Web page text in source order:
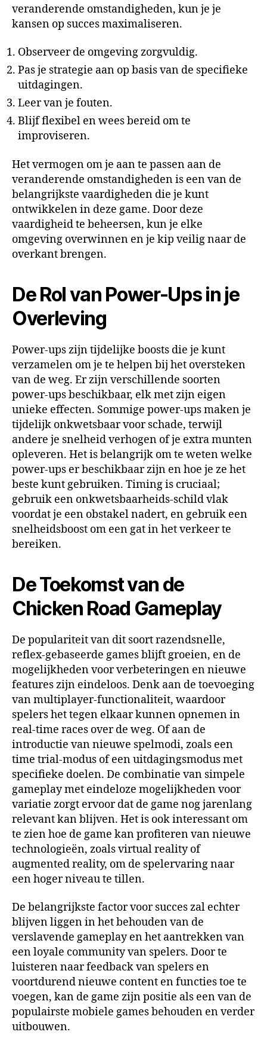
veranderende omstandigheden, kun je je
kansen op succes maximaliseren.
Observeer de omgeving zorgvuldig.
Pas je strategie aan op basis van de specifieke
uitdagingen.
Leer van je fouten.
Blijf flexibel en wees bereid om te
improviseren.
Het vermogen om je aan te passen aan de
veranderende omstandigheden is een van de
belangrijkste vaardigheden die je kunt
ontwikkelen in deze game. Door deze
vaardigheid te beheersen, kun je elke
omgeving overwinnen en je kip veilig naar de
overkant brengen.
De Rol van Power-Ups in je
Overleving
Power-ups zijn tijdelijke boosts die je kunt
verzamelen om je te helpen bij het oversteken
van de weg. Er zijn verschillende soorten
power-ups beschikbaar, elk met zijn eigen
unieke effecten. Sommige power-ups maken je
tijdelijk onkwetsbaar voor schade, terwijl
andere je snelheid verhogen of je extra munten
opleveren. Het is belangrijk om te weten welke
power-ups er beschikbaar zijn en hoe je ze het
beste kunt gebruiken. Timing is cruciaal;
gebruik een onkwetsbaarheids-schild vlak
voordat je een obstakel nadert, en gebruik een
snelheidsboost om een gat in het verkeer te
bereiken.
De Toekomst van de
Chicken Road Gameplay
De populariteit van dit soort razendsnelle,
reflex-gebaseerde games blijft groeien, en de
mogelijkheden voor verbeteringen en nieuwe
features zijn eindeloos. Denk aan de toevoeging
van multiplayer-functionaliteit, waardoor
spelers het tegen elkaar kunnen opnemen in
real-time races over de weg. Of aan de
introductie van nieuwe spelmodi, zoals een
time trial-modus of een uitdagingsmodus met
specifieke doelen. De combinatie van simpele
gameplay met eindeloze mogelijkheden voor
variatie zorgt ervoor dat de game nog jarenlang
relevant kan blijven. Het is ook interessant om
te zien hoe de game kan profiteren van nieuwe
technologieën, zoals virtual reality of
augmented reality, om de spelervaring naar
een hoger niveau te tillen.
De belangrijkste factor voor succes zal echter
blijven liggen in het behouden van de
verslavende gameplay en het aantrekken van
een loyale community van spelers. Door te
luisteren naar feedback van spelers en
voortdurend nieuwe content en functies toe te
voegen, kan de game zijn positie als een van de
populairste mobiele games behouden en verder
uitbouwen.